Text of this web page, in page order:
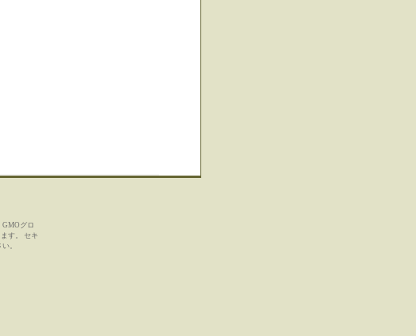
GMOグロ
す。 セキ
。